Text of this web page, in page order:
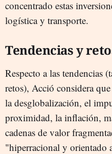
concentrado estas
logística y transporte.
Tendencias y
Respecto a las tendencias
retos), Acció considera
la desglobalización, el
proximidad, la inflación,
cadenas de valor
"hiperracional y orientado